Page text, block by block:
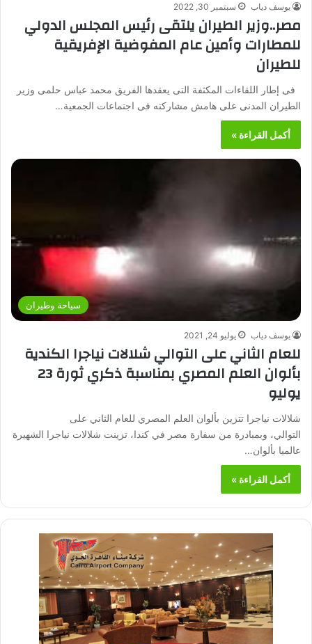
يوسف دياب سبتمبر 30, 2022
مصر..وزير الطيران يلتقى رئيس المجلس الدولي
للمطارات وأمين عام المفوضية الإفريقية
للطيران
فى إطار اللقاءات المكثفة التى يعقدها الفريق محمد عباس حلمى وزير
الطيران المدنى على هامش مشاركته فى اجتماعات الجمعية…
أكمل القراءة »
سياحة وطيران
يوسف دياب يوليو 24, 2021
للعام الثاني على التوالي شلالات نياجرا الكندية
بألوان العلم المصري بمناسبة ذكري ثورة 23
يوليو
شلالات نياجرا تتزين بألوان العلم المصري للعام الثاني على
التوالي، وبمبادرة من سفارة مصر في كندا، تزينت شلالات نياجرا الشهيرة
عالميا بألوان…
أكمل القراءة »